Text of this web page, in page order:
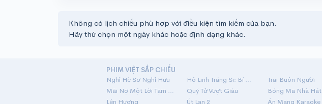
Không có lịch chiếu phù hợp với điều kiện tìm kiếm của bạn.
Hãy thử chọn một ngày khác hoặc định dạng khác.
PHIM VIỆT SẮP CHIẾU
Nghỉ Hè Sợ Nghỉ Hưu
Hộ Linh Tráng Sĩ: Bí Ẩn Mộ Vua Đinh
Trại Buôn Người
Mãi Nợ Một Lời Tạm Biệt
Quý Tử Vượt Giàu
Bóng Ma Nhà Hát
Lên Hương
Út Lan 2 Án Mạng Karaoke